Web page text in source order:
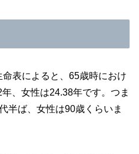
表によると、65歳時におけ
、女性は24.38年です。つま
半ば、女性は90歳くらいま